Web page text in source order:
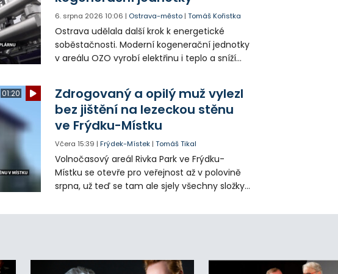
6. srpna 2026 10:06 | Ostrava-město |Tomáš Kořistka
Ostrava udělala další krok k energetické
soběstačnosti. Moderní kogenerační jednotky
v areálu OZO vyrobí elektřinu i teplo a sníží
01:20
Zdrogovaný a opilý muž vylezl
bez jištění na lezeckou stěnu
ve Frýdku-Místku
Včera 15:39 |Frýdek-Místek |Tomáš Tikal
Volnočasový areál Rivka Park ve Frýdku-
Místku se otevře pro veřejnost až v polovině
srpna, už teď se tam ale sjely všechny složky
vniknutí opilého muže pod vlivem drog do